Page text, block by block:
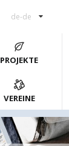
de-de
PROJEKTE
VEREINE